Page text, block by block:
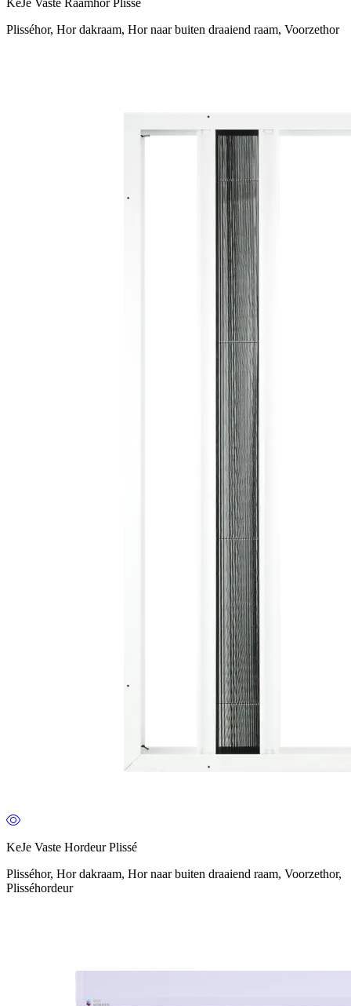
Plisséhor, Hor dakraam, Hor naar buiten draaiend raam, Voorzethor
KeJe Vaste Hordeur Plissé
Plisséhor, Hor dakraam, Hor naar buiten draaiend raam, Voorzethor,
Plisséhordeur